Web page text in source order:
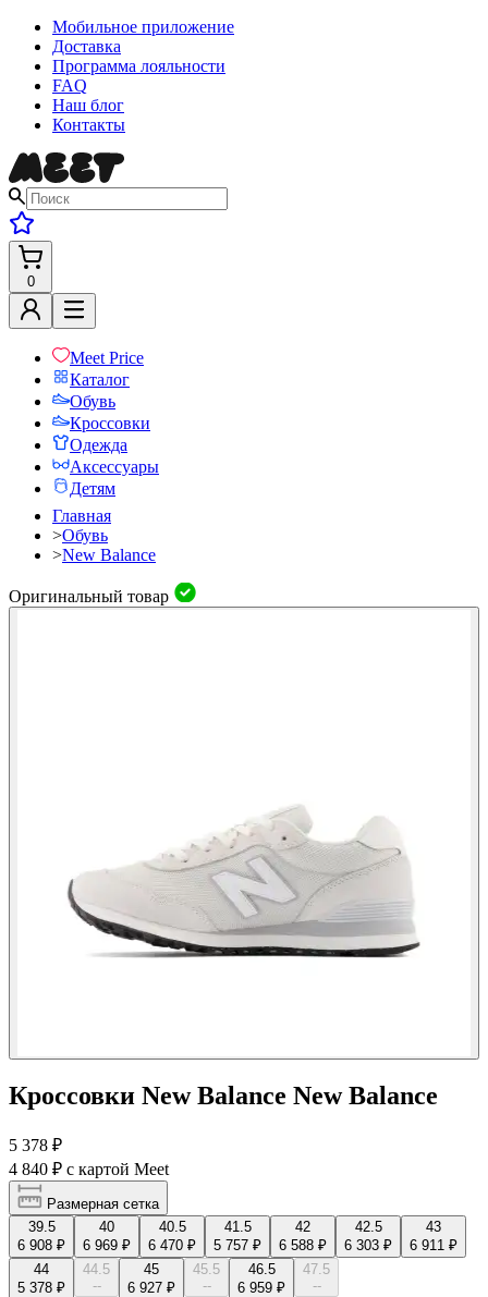
Мобильное приложение
Доставка
Программа лояльности
FAQ
Наш блог
Контакты
0
Meet Price
Каталог
Обувь
Кроссовки
Одежда
Аксессуары
Детям
Главная
>Обувь
>New Balance
Оригинальный товар
Кроссовки New Balance New Balance
5 378 ₽
4 840 ₽ с картой Meet
Размерная сетка
39.5
6 908 ₽
40
6 969 ₽
40.5
6 470 ₽
41.5
5 757 ₽
42
6 588 ₽
42.5
6 303 ₽
43
6 911 ₽
44
5 378 ₽
44.5
--
45
6 927 ₽
45.5
--
46.5
6 959 ₽
47.5
--